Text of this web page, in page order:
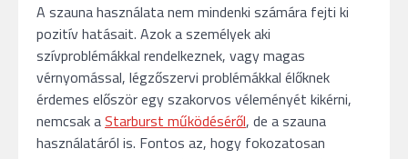
A szauna használata nem mindenki számára fejti ki
pozitív hatásait. Azok a személyek aki
szívproblémákkal rendelkeznek, vagy magas
vérnyomással, légzőszervi problémákkal élőknek
érdemes először egy szakorvos véleményét kikérni,
nemcsak aStarburst működéséről, de a szauna
használatáról is. Fontos az, hogy fokozatosan